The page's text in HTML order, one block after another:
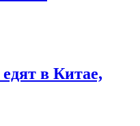
в Китае,